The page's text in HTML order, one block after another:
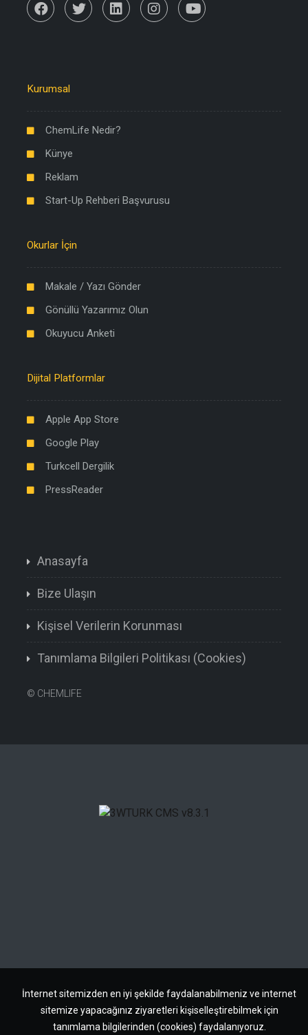
İnternet sitemizden en iyi şekilde faydalanabilmeniz ve internet
sitemize yapacağınız ziyaretleri kişiselleştirebilmek için
tanımlama bilgilerinden (cookies) faydalanıyoruz.
Kurumsal
ChemLife Nedir?
Künye
Reklam
Start-Up Rehberi Başvurusu
Okurlar İçin
Makale / Yazı Gönder
Gönüllü Yazarımız Olun
Okuyucu Anketi
Dijital Platformlar
Apple App Store
Google Play
Turkcell Dergilik
PressReader
Anasayfa
Bize Ulaşın
Kişisel Verilerin Korunması
Tanımlama Bilgileri Politikası (Cookies)
© CHEMLIFE